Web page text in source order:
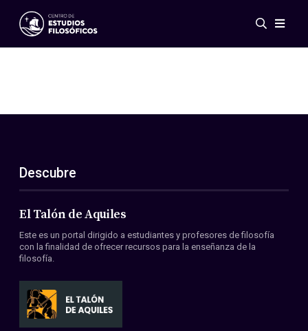
Eventos
ES
EN
Acerca de nosotros
Miembros
Convenios
Descubre
El Talón de Aquiles
Este es un portal dirigido a estudiantes y profesores de filosofía
con la finalidad de ofrecer recursos para la enseñanza de la
filosofía.